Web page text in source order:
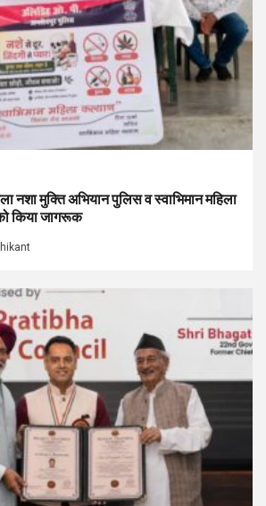
नशा मुक्ति अभियान पुलिस व स्वाभिमान महिला
को किया जागरूक